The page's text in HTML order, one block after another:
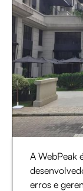
A WebPeak
erros e